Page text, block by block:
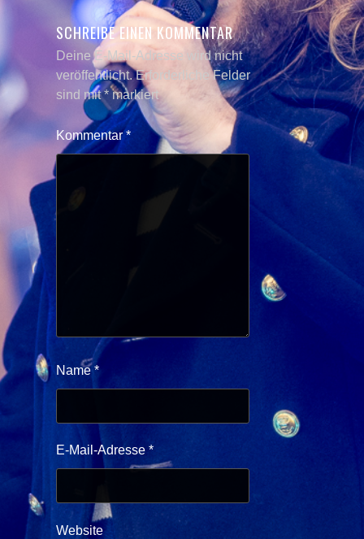
SCHREIBE EINEN KOMMENTAR
Deine E-Mail-Adresse wird nicht
veröffentlicht. Erforderliche Felder
sind mit*markiert
Kommentar*
Name *
E-Mail-Adresse *
Website